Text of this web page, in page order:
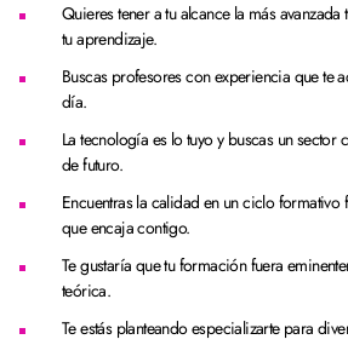
Quieres tener a tu alcance la más
tu aprendizaje.
Buscas profesores con experiencia que te
día.
La tecnología es lo tuyo y buscas un sector
de futuro.
Encuentras la calidad en un ciclo formativo
que encaja contigo.
Te gustaría que tu formación fuera
teórica.
Te estás planteando especializarte para